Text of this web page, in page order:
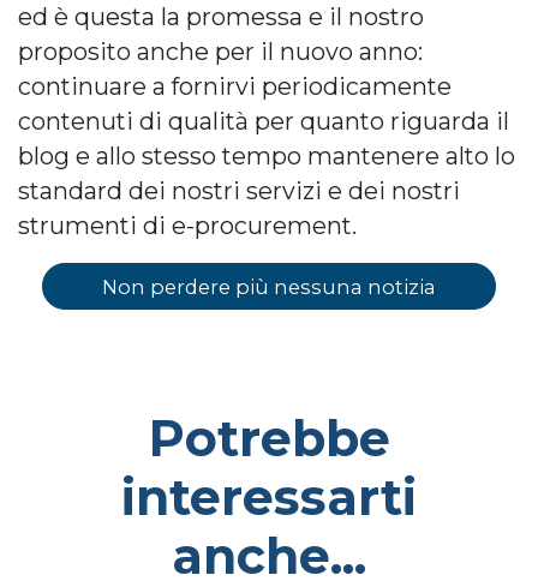
ed è questa la promessa e il nostro
proposito anche per il nuovo anno:
continuare a fornirvi periodicamente
contenuti di qualità per quanto riguarda il
blog e allo stesso tempo mantenere alto lo
standard dei nostri servizi e dei nostri
strumenti di e-procurement.
Non perdere più nessuna notizia
Potrebbe
interessarti
anche...